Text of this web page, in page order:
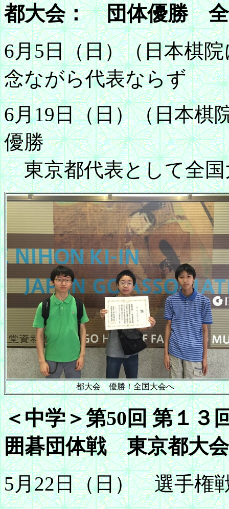
都大会： 団体優勝 全
6月5日（日）（日本棋
念ながら代表ならず
6月19日（日）（日本
優勝
東京都代表として全国
都大会 優勝！全国大会へ
＜中学＞第50回 第１３
囲碁団体戦 東京都大会
5月22日（日） 選手権